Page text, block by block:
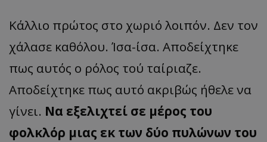
Κάλλιο πρώτος στο χωριό λοιπόν. Δεν τον
χάλασε καθόλου. Ίσα-ίσα. Αποδείχτηκε
πως αυτός ο ρόλος τού ταίριαζε.
Αποδείχτηκε πως αυτό ακριβώς ήθελε να
γίνει. Να εξελιχτεί σε μέρος του
φολκλόρ μιας εκ των δύο πυλώνων του